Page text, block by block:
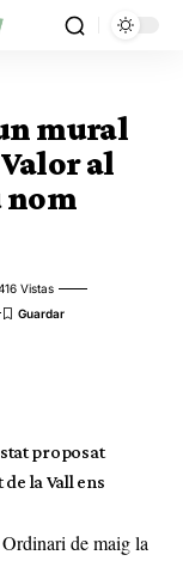
mural
al
nom
Vistas
proposat
la Vall ens
de maig la